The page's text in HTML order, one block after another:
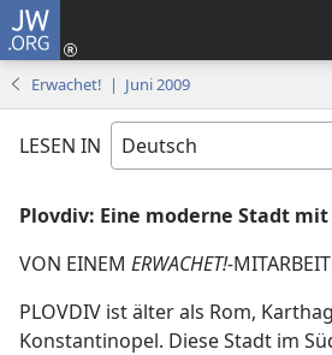
JW.ORG
Erwachet! | Juni 2009
LESEN IN
Plovdiv: Eine moderne Stadt
VON EINEM ERWACHET!-
PLOVDIV ist älter als Rom,
Konstantinopel. Diese Stadt im